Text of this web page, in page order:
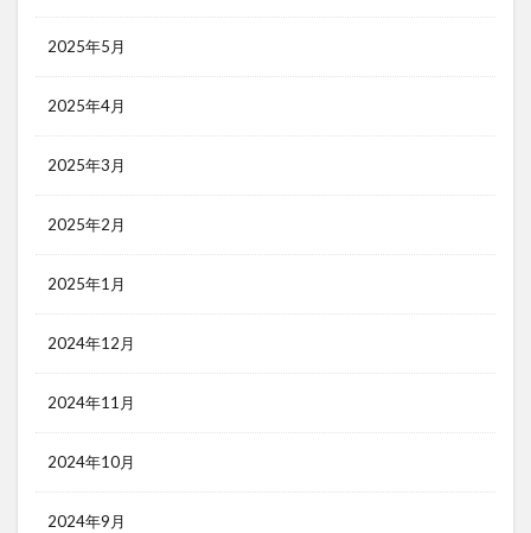
2025年5月
2025年4月
2025年3月
2025年2月
2025年1月
2024年12月
2024年11月
2024年10月
2024年9月